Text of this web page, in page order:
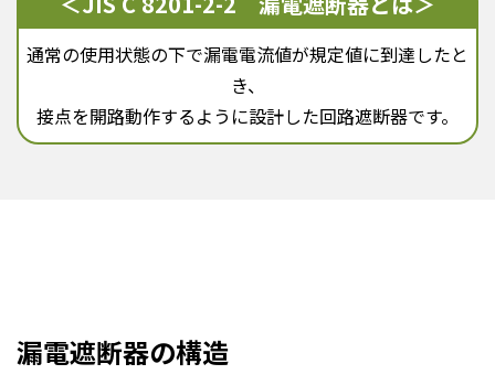
通常の使用状態の下で漏電電流値が規定値に到達したと
き、
接点を開路動作するように設計した回路遮断器です。
漏電遮断器の構造